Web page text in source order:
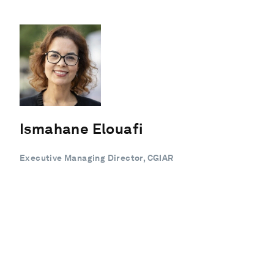
Ismahane Elouafi
Executive Managing Director, CGIAR